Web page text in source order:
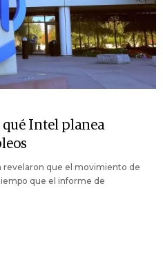
qué Intel planea
revelaron que el movimiento de
que el informe de